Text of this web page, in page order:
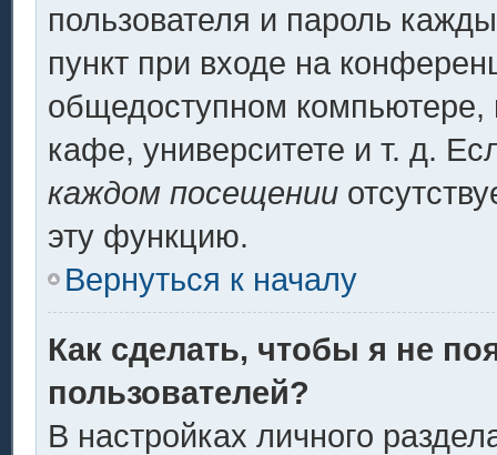
пользователя и пароль
пункт при входе на
общедоступном компьютере,
кафе, университете и т. д.
каждом посещении
эту функцию.
Вернуться к началу
Как сделать, чтобы я не
пользователей?
В настройках личного